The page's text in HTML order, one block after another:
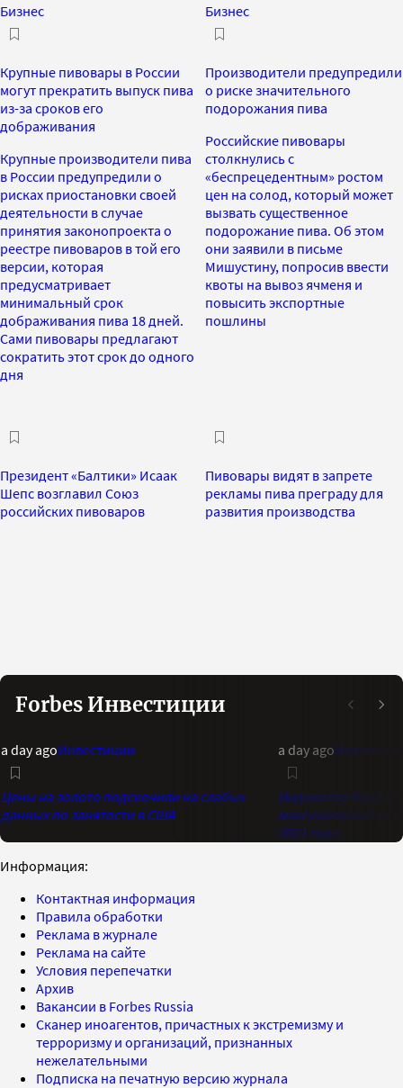
Бизнес
Крупные пивовары в России
могут прекратить выпуск пива
из-за сроков его
дображивания
Крупные производители пива
в России предупредили о
рисках приостановки своей
деятельности в случае
принятия законопроекта о
реестре пивоваров в той его
версии, которая
предусматривает
минимальный срок
дображивания пива 18 дней.
Сами пивовары предлагают
сократить этот срок до одного
дня
Бизнес
Производители предупредили
о риске значительного
подорожания пива
Российские пивовары
столкнулись с
«беспрецедентным» ростом
цен на солод, который может
вызвать существенное
подорожание пива. Об этом
они заявили в письме
Мишустину, попросив ввести
квоты на вывоз ячменя и
повысить экспортные
пошлины
Президент «Балтики» Исаак
Шепс возглавил Союз
российских пивоваров
Пивовары видят в запрете
рекламы пива преграду для
развития производства
Forbes Инвестиции
a day agoИнвестиции
Цены на золото подскочили на слабых
данных по занятости в США
a day ago
Индикатор Bank of
максимальный
2021 года
Информация:
Контактная информация
Правила обработки
Реклама в журнале
Реклама на сайте
Условия перепечатки
Архив
Вакансии в Forbes Russia
Сканер иноагентов, причастных к экстремизму и
терроризму и организаций, признанных
нежелательными
Подписка на печатную версию журнала